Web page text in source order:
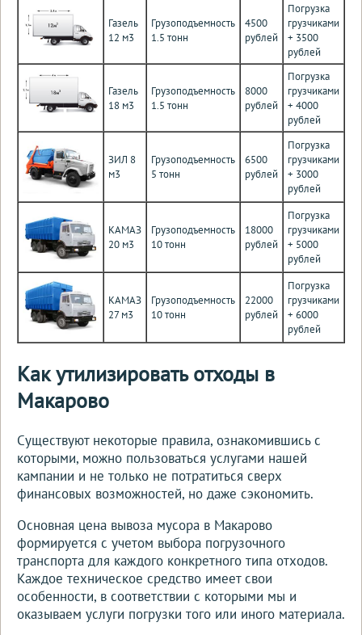
Газель
12 м3
Грузоподъемность
1.5 тонн
4500
рублей
Погрузка
грузчиками
+ 3500
рублей
Газель
18 м3
Грузоподъемность
1.5 тонн
8000
рублей
Погрузка
грузчиками
+ 4000
рублей
ЗИЛ 8
м3
Грузоподъемность
5 тонн
6500
рублей
Погрузка
грузчиками
+ 3000
рублей
КАМАЗ
20 м3
Грузоподъемность
10 тонн
18000
рублей
Погрузка
грузчиками
+ 5000
рублей
КАМАЗ
27 м3
Грузоподъемность
10 тонн
22000
рублей
Погрузка
грузчиками
+ 6000
рублей
Как утилизировать отходы в
Макарово
Существуют некоторые правила, ознакомившись с
которыми, можно пользоваться услугами нашей
кампании и не только не потратиться сверх
финансовых возможностей, но даже сэкономить.
Основная цена вывоза мусора в Макарово
формируется с учетом выбора погрузочного
транспорта для каждого конкретного типа отходов.
Каждое техническое средство имеет свои
особенности, в соответствии с которыми мы и
оказываем услуги погрузки того или иного материала.